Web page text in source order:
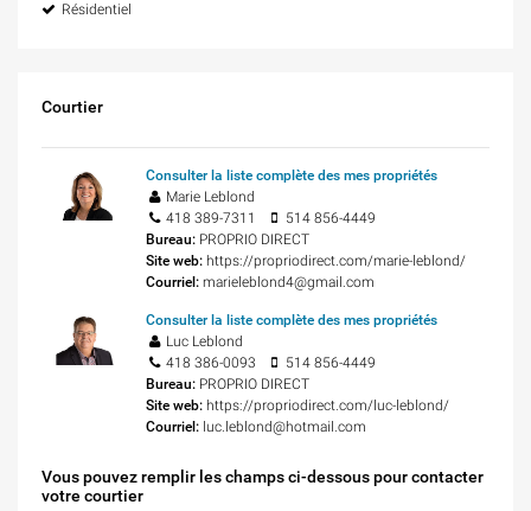
Résidentiel
Courtier
Consulter la liste complète des mes propriétés
Marie Leblond
418 389-7311
514 856-4449
Bureau: PROPRIO DIRECT
Site web: https://propriodirect.com/marie-leblond/
Courriel: marieleblond4@gmail.com
Consulter la liste complète des mes propriétés
Luc Leblond
418 386-0093
514 856-4449
Bureau: PROPRIO DIRECT
Site web: https://propriodirect.com/luc-leblond/
Courriel: luc.leblond@hotmail.com
Vous pouvez remplir les champs ci-dessous pour contacter
votre courtier